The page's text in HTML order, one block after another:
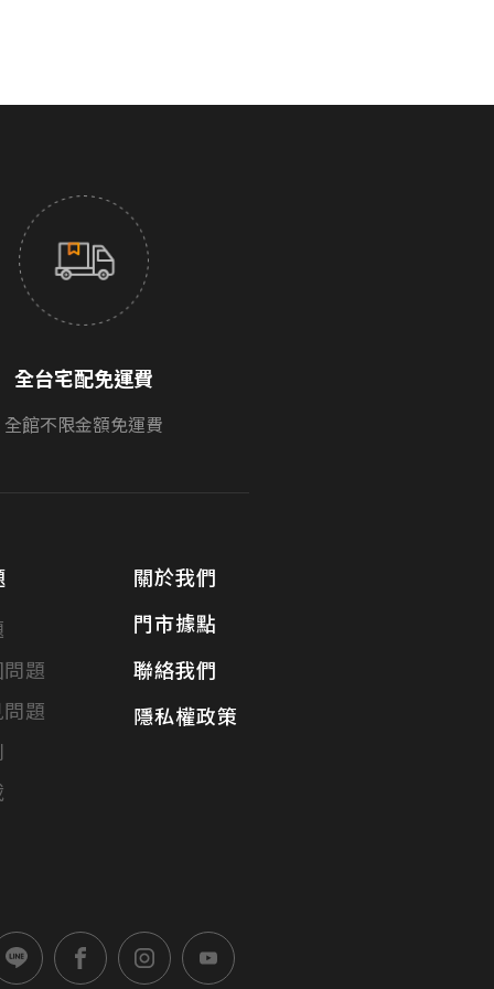
全台宅配免運費
全館不限金額免運費
題
題
關於我們
門市據點
聯絡我們
隱私權政策